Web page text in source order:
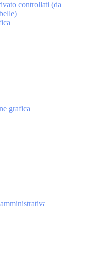
controllati (da
grafica